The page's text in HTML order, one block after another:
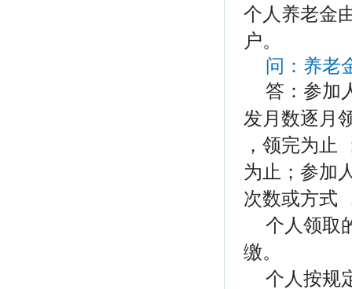
个人养老金
户。
问： 养老
答： 参加
发月数逐月
，领完为止
为止；参加
次数或方式
个人领取
缴。
个人按规